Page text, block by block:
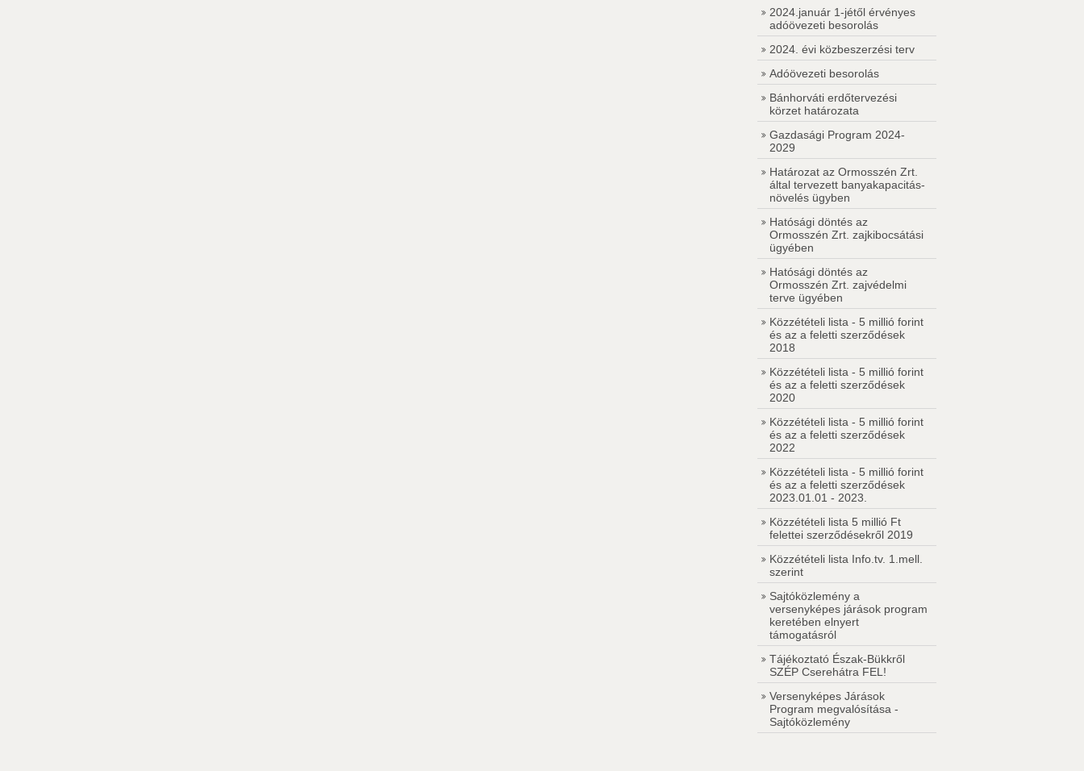
2024.január 1-jétől érvényes
adóövezeti besorolás
2024. évi közbeszerzési terv
Adóövezeti besorolás
Bánhorváti erdőtervezési
körzet határozata
Gazdasági Program 2024-
2029
Határozat az Ormosszén Zrt.
által tervezett banyakapacitás-
növelés ügyben
Hatósági döntés az
Ormosszén Zrt. zajkibocsátási
ügyében
Hatósági döntés az
Ormosszén Zrt. zajvédelmi
terve ügyében
Közzétételi lista - 5 millió forint
és az a feletti szerződések
2018
Közzétételi lista - 5 millió forint
és az a feletti szerződések
2020
Közzétételi lista - 5 millió forint
és az a feletti szerződések
2022
Közzétételi lista - 5 millió forint
és az a feletti szerződések
2023.01.01 - 2023.
Közzétételi lista 5 millió Ft
felettei szerződésekről 2019
Közzétételi lista Info.tv. 1.mell.
szerint
Sajtóközlemény a
versenyképes járások program
keretében elnyert
támogatásról
Tájékoztató Észak-Bükkről
SZÉP Cserehátra FEL!
Versenyképes Járások
Program megvalósítása -
Sajtóközlemény